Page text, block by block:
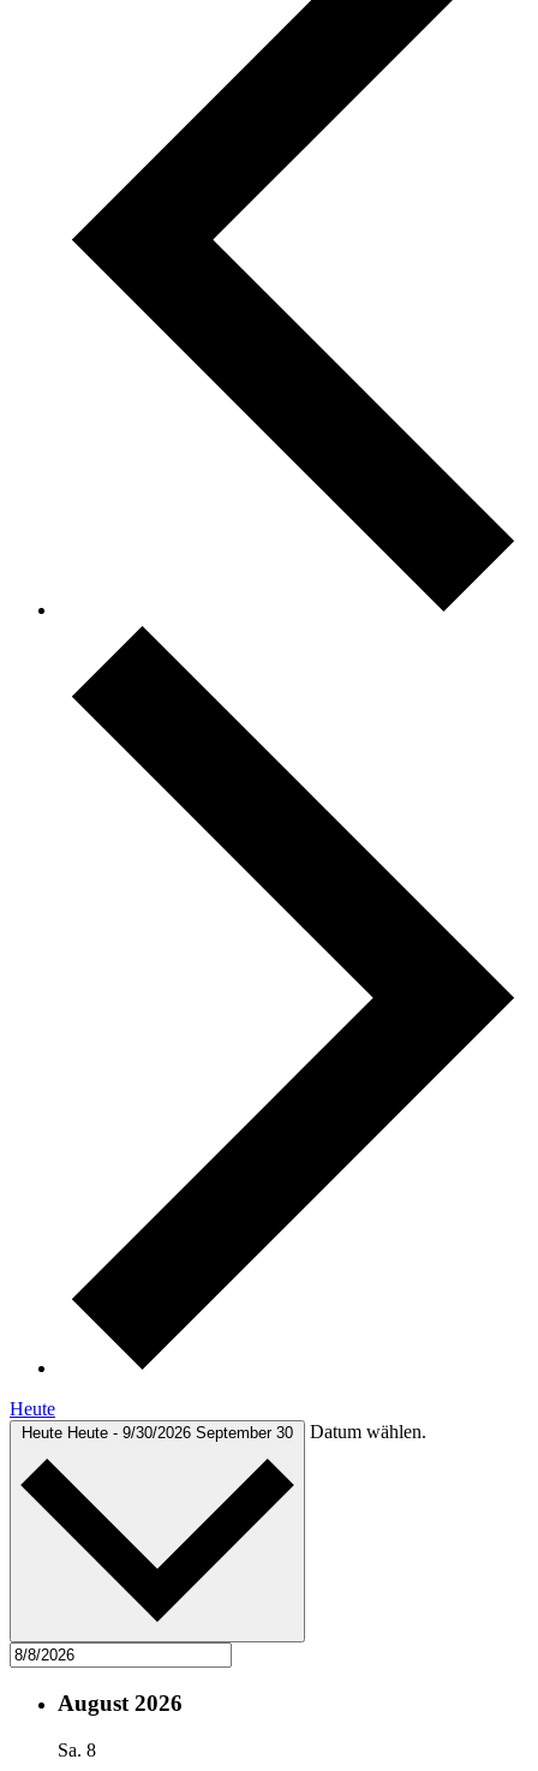
Heute
Heute Heute - 9/30/2026 September 30 Datum wählen.
August 2026
Sa. 8